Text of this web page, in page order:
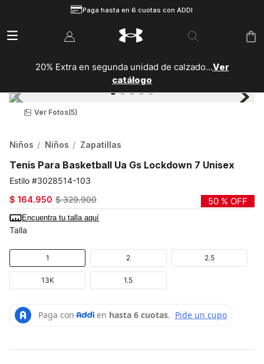
Paga hasta en 6 cuotas con ADDI
20% Extra en segunda unidad de calzado...Ver
catálogo
Ver Fotos(5)
Niños Niños Zapatillas
Tenis Para Basketball Ua Gs Lockdown 7 Unisex
3028514-103
$ 164.950 $ 329.900 50 % OFF
Encuentra tu talla aquí
Talla
1
1.5
13K
2 2.5